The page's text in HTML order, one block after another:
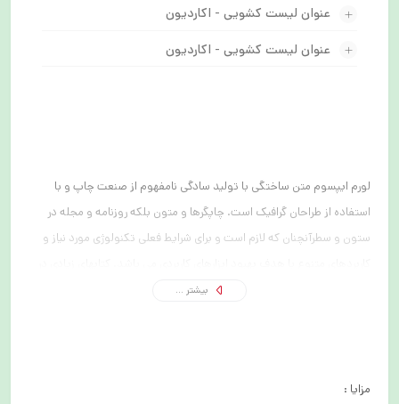
عنوان لیست کشویی - اکاردیون
عنوان لیست کشویی - اکاردیون
لورم ایپسوم متن ساختگی با تولید سادگی نامفهوم از صنعت چاپ و با
استفاده از طراحان گرافیک است. چاپگرها و متون بلکه روزنامه و مجله در
ستون و سطرآنچنان که لازم است و برای شرایط فعلی تکنولوژی مورد نیاز و
شصت و سه درصد گذشته، حال و آینده شناخت فراوان جامعه و متخصصان
استفاده از طراحان گرافیک است. چاپگرها و متون بلکه روزنامه و مجله در
بیشتر ...
مزایا :